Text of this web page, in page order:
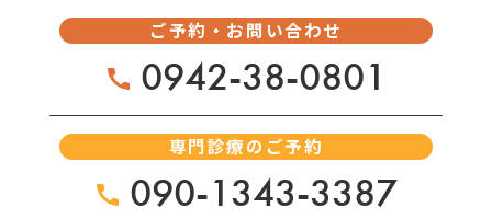
ご予約・お問い合わせ
0942-38-0801
専門診療のご予約
090-1343-3387